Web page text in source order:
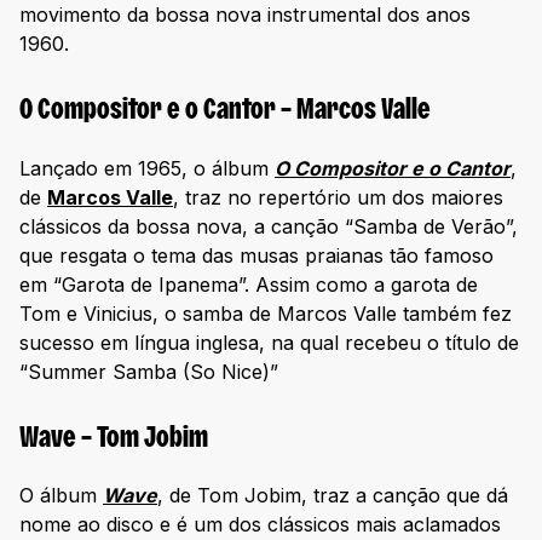
movimento da bossa nova instrumental dos anos
1960.
O Compositor e o Cantor – Marcos Valle
Lançado em 1965, o álbum O Compositor e o Cantor,
de Marcos Valle, traz no repertório um dos maiores
clássicos da bossa nova, a canção “Samba de Verão”,
que resgata o tema das musas praianas tão famoso
em “Garota de Ipanema”. Assim como a garota de
Tom e Vinicius, o samba de Marcos Valle também fez
sucesso em língua inglesa, na qual recebeu o título de
“Summer Samba (So Nice)”
Wave – Tom Jobim
O álbum Wave, de Tom Jobim, traz a canção que dá
nome ao disco e é um dos clássicos mais aclamados